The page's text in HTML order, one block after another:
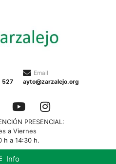
527
Email
ayto@zarzalejo.org
PRESENCIAL:
a Viernes
h a 14:30 h.
Info